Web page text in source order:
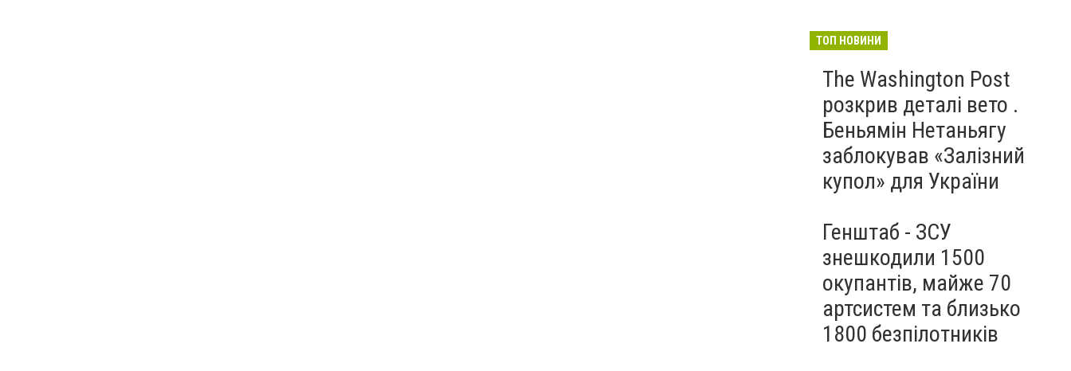
ТОП НОВИНИ
The Washington Post
розкрив деталі вето .
Беньямін Нетаньягу
заблокував «Залізний
купол» для України
Генштаб - ЗСУ
знешкодили 1500
окупантів, майже 70
артсистем та близько
1800 безпілотників